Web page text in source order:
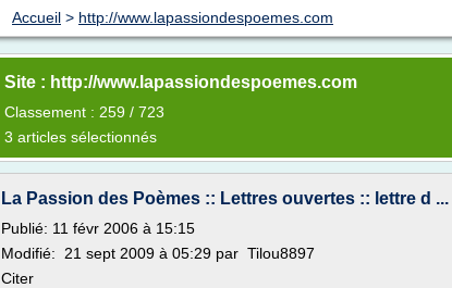
Accueil > http://www.lapassiondespoemes.com
Site : http://www.lapassiondespoemes.com
Classement : 259 / 723
3 articles sélectionnés
La Passion des Poèmes :: Lettres ouvertes :: lettre d ...
Publié: 11 févr 2006 à 15:15
Modifié: 21 sept 2009 à 05:29 par Tilou8897
Citer